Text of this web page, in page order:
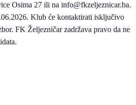
Osima 27 ili na info@fkzeljeznicar.ba.
Klub će kontaktirati isključivo
FK Željezničar zadržava pravo da ne